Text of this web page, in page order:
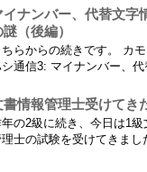
6 Plusで確認しまし
モノハシ通信3: Googleロ
ョン履歴がiOS8で復活！
年11月8日 追記※ 残念な
イナンバー、代替文字
（後編）
らからの続きです。 カモノ
通信3: マイナンバー、代
名前に使える漢字には制
ます。たまに使える漢字
り減ったりしてニュース
てますよね。（2015年１月
書情報管理士受けてき
の2級に続き、今日は1級
士の試験を受けてきまし